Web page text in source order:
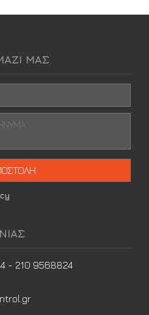
ΜΑΣ
- 210 9568824